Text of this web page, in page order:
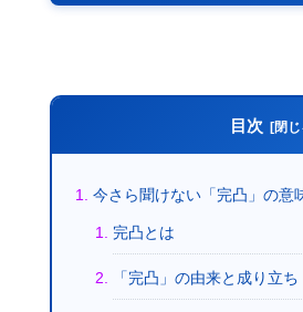
目次
今さら聞けない「完凸」の意
完凸とは
「完凸」の由来と成り立ち